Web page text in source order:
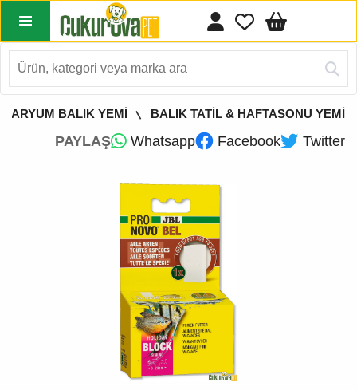
BALIK YEMİ BALIK TATİL & HAFTASONU YEMİ
PAYLAŞ Whatsapp Facebook Twitter